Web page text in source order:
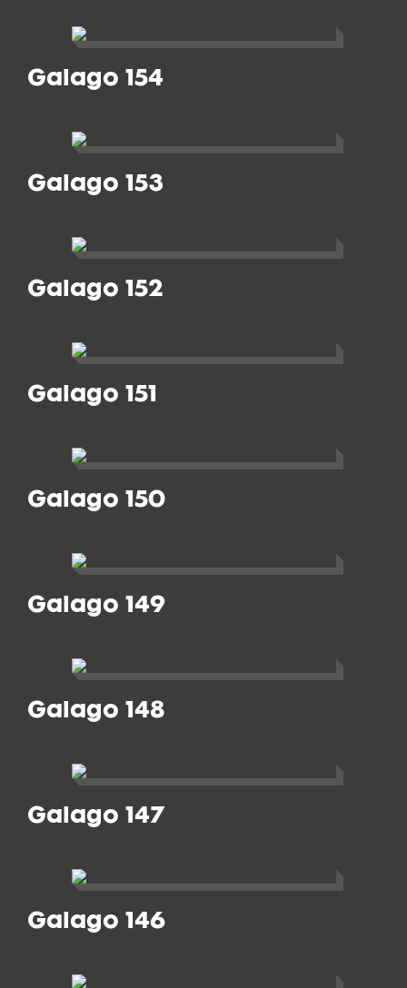
Galago 154
Galago 153
Galago 152
Galago 151
Galago 150
Galago 149
Galago 148
Galago 147
Galago 146